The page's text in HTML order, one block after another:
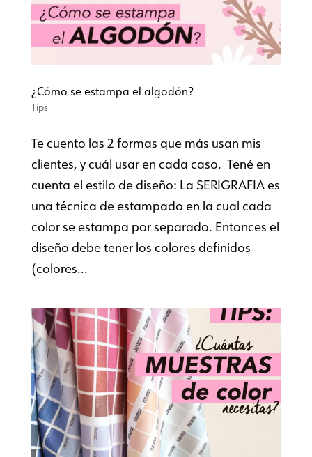
¿Cómo se estampa el algodón?
Tips
Te cuento las 2 formas que más usan mis
clientes, y cuál usar en cada caso. Tené en
cuenta el estilo de diseño: La SERIGRAFIA es
una técnica de estampado en la cual cada
color se estampa por separado. Entonces el
diseño debe tener los colores definidos
(colores...